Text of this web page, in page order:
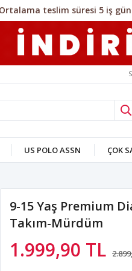
US POLO ASSN ÇOK
9-15 Yaş Premium
Takım-Mürdüm
1.999,90 TL